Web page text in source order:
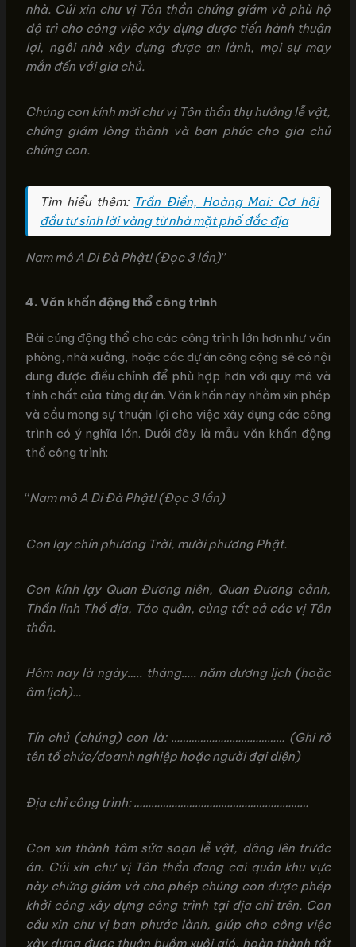
nhà. Cúi xin chư vị Tôn thần chứng giám và phù hộ
độ trì cho công việc xây dựng được tiến hành thuận
lợi, ngôi nhà xây dựng được an lành, mọi sự may
mắn đến với gia chủ.
Chúng con kính mời chư vị Tôn thần thụ hưởng lễ vật,
chứng giám lòng thành và ban phúc cho gia chủ
chúng con.
Tìm hiểu thêm: Trần Điền, Hoàng Mai: Cơ hội
đầu tư sinh lời vàng từ nhà mặt phố đắc địa
Nam mô A Di Đà Phật! (Đọc 3 lần)”
4. Văn khấn động thổ công trình
Bài cúng động thổ cho các công trình lớn hơn như văn
phòng, nhà xưởng, hoặc các dự án công cộng sẽ có nội
dung được điều chỉnh để phù hợp hơn với quy mô và
tính chất của từng dự án. Văn khấn này nhằm xin phép
và cầu mong sự thuận lợi cho việc xây dựng các công
trình có ý nghĩa lớn. Dưới đây là mẫu văn khấn động
thổ công trình:
“Nam mô A Di Đà Phật! (Đọc 3 lần)
Con lạy chín phương Trời, mười phương Phật.
Con kính lạy Quan Đương niên, Quan Đương cảnh,
Thần linh Thổ địa, Táo quân, cùng tất cả các vị Tôn
thần.
Hôm nay là ngày….. tháng….. năm dương lịch (hoặc
âm lịch)…
Tín chủ (chúng) con là: ………………………………… (Ghi rõ
tên tổ chức/doanh nghiệp hoặc người đại diện)
Địa chỉ công trình: ……………………………………………………
Con xin thành tâm sửa soạn lễ vật, dâng lên trước
án. Cúi xin chư vị Tôn thần đang cai quản khu vực
này chứng giám và cho phép chúng con được phép
khởi công xây dựng công trình tại địa chỉ trên. Con
cầu xin chư vị ban phước lành, giúp cho công việc
xây dựng được thuận buồm xuôi gió, hoàn thành tốt